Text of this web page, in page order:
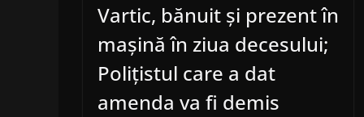
Vartic, bănuit și prezent în
mașină în ziua decesului;
Polițistul care a dat
amenda va fi demis